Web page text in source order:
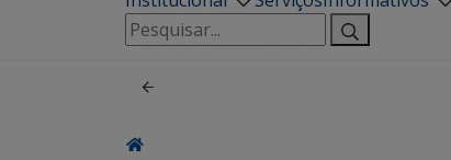
Pesquisar
por: